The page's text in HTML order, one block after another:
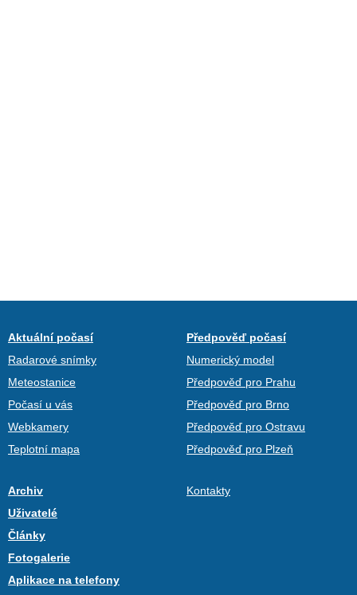
Aktuální počasí
Radarové snímky
Meteostanice
Počasí u vás
Webkamery
Teplotní mapa
Předpověď počasí
Numerický model
Předpověď pro Prahu
Předpověď pro Brno
Předpověď pro Ostravu
Předpověď pro Plzeň
Archiv
Uživatelé
Články
Fotogalerie
Aplikace na telefony
Kontakty